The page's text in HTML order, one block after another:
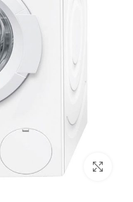
بزرگنمایی تصویر